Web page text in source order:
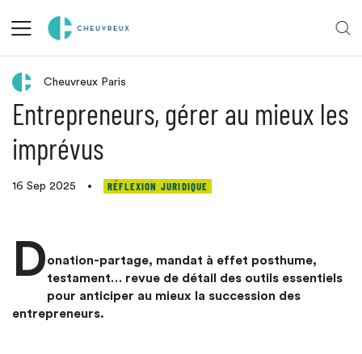
Retour aux actualités
Cheuvreux Paris
Entrepreneurs, gérer au mieux les
imprévus
16 Sep 2025 • RÉFLEXION JURIDIQUE
Donation-partage, mandat à effet posthume,
testament… revue de détail des outils essentiels
pour anticiper au mieux la succession des
entrepreneurs.